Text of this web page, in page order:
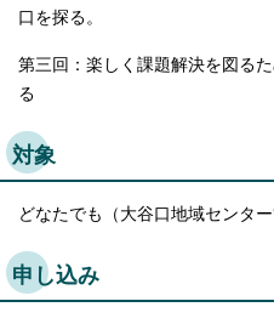
口を探る。
第三回：楽しく課題解決を図る
る
対象
どなたでも（大谷口地域センタ
申し込み